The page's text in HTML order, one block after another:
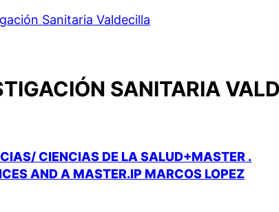
Sanitaria Valdecilla
SANITARIA
CIENCIAS DE LA SALUD+MASTER .
AND A MASTER.IP MARCOS LOPEZ